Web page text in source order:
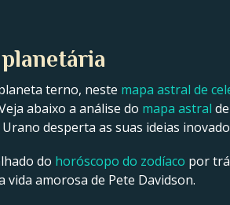
terno, neste mapa astral de
abaixo a análise do mapa astral
desperta as suas ideias
do horóscopo do zodíaco por
amorosa de Pete Davidson.